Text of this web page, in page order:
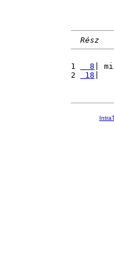
Rész
1
  8
|
2
18